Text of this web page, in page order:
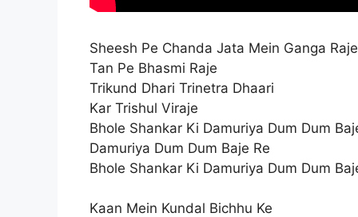
Sheesh Pe Chanda Jata Mein Ganga Raje
Tan Pe Bhasmi Raje
Trikund Dhari Trinetra Dhaari
Kar Trishul Viraje
Bhole Shankar Ki Damuriya Dum Dum
Damuriya Dum Dum Baje Re
Bhole Shankar Ki Damuriya Dum Dum
Kaan Mein Kundal Bichhu Ke